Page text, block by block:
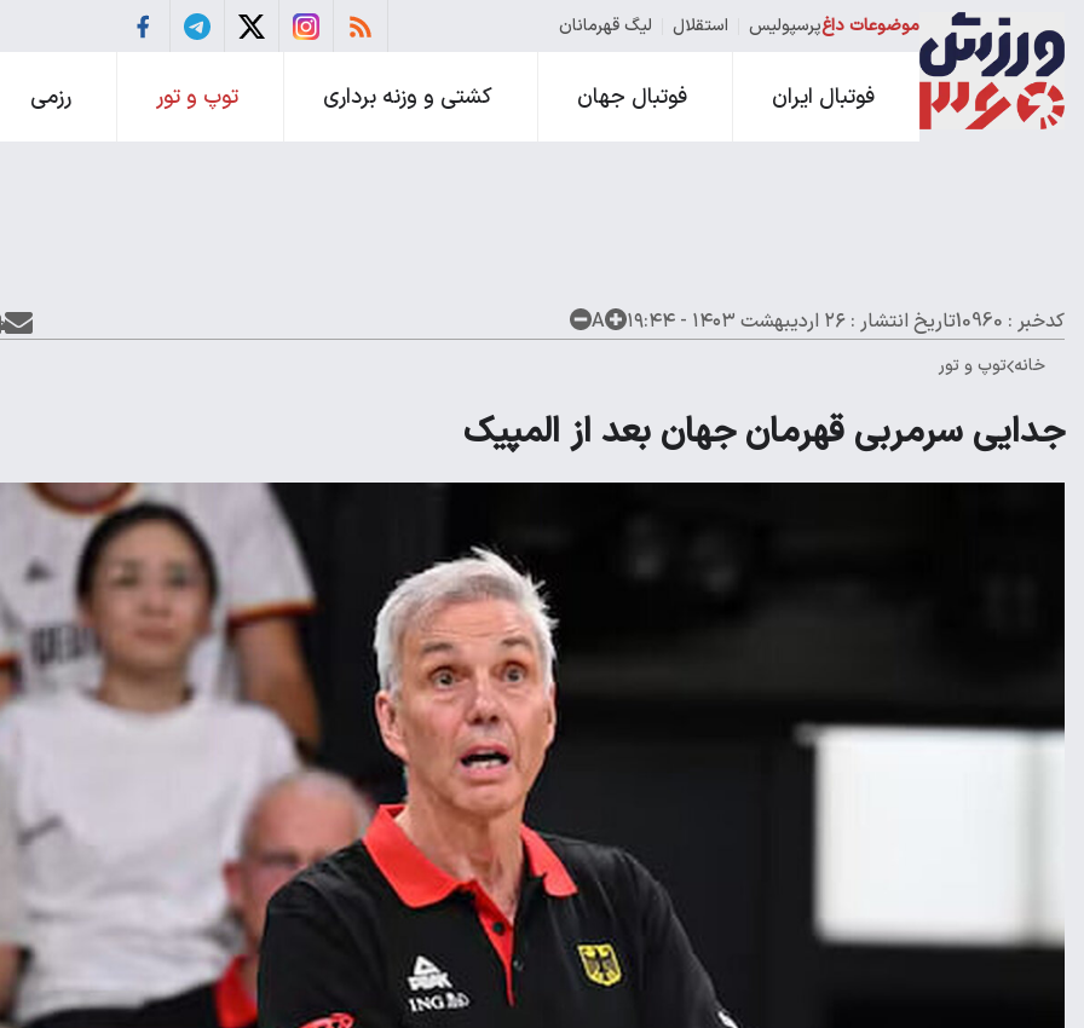
موضوعات داغپرسپولیس استقلال لیگ قهرمانان
فوتبال ایران فوتبال جهان کشتی و وزنه برداری توپ و تور رزمی
کدخبر : 10960 تاریخ انتشار : ۲۶ اردیبهشت ۱۴۰۳ - ۱۹:۴۴ A
خانه توپ و تور
جدایی سرمربی قهرمان جهان بعد از المپیک